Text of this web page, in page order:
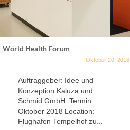
World Health Forum
Oktober 20, 2018
Auftraggeber: Idee und
Konzeption Kaluza und
Schmid GmbH Termin:
Oktober 2018 Location:
Flughafen Tempelhof zu...